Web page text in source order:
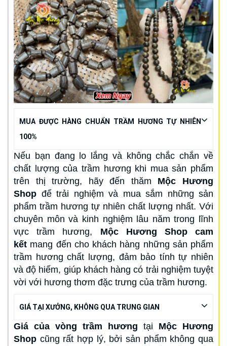
MUA ĐƯỢC HÀNG CHUẨN TRẦM HƯƠNG TỰ NHIÊN
100%
Nếu bạn đang lo lắng và không chắc chắn về
chất lượng của trầm hương khi mua sản phẩm
trên thị trường, hãy đến thăm Mộc Hương
Shop để trải nghiệm và mua sắm những sản
phẩm trầm hương tự nhiên chất lượng nhất. Với
chuyên môn và kinh nghiệm lâu năm trong lĩnh
vực trầm hương, Mộc Hương Shop cam
kết mang đến cho khách hàng những sản phẩm
trầm hương chất lượng, đảm bảo tính tự nhiên
và độ hiếm, giúp khách hàng có trải nghiệm tuyệt
vời với hương thơm đặc trưng của trầm hương.
GIÁ TẠI XƯỞNG, KHÔNG QUA TRUNG GIAN
Giá của vòng trầm hương tại Mộc Hương
Shop cũng rất hợp lý, bởi sản phẩm không qua